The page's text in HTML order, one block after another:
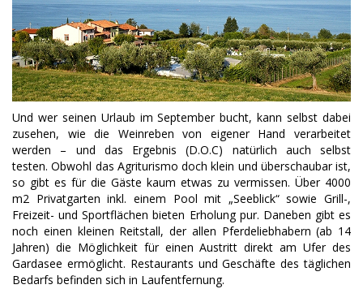
Und wer seinen Urlaub im September bucht, kann selbst dabei
zusehen, wie die Weinreben von eigener Hand verarbeitet
werden – und das Ergebnis (D.O.C) natürlich auch selbst
testen. Obwohl das Agriturismo doch klein und überschaubar ist,
so gibt es für die Gäste kaum etwas zu vermissen. Über 4000
m2 Privatgarten inkl. einem Pool mit „Seeblick“ sowie Grill-,
Freizeit- und Sportflächen bieten Erholung pur. Daneben gibt es
noch einen kleinen Reitstall, der allen Pferdeliebhabern (ab 14
Jahren) die Möglichkeit für einen Austritt direkt am Ufer des
Gardasee ermöglicht. Restaurants und Geschäfte des täglichen
Bedarfs befinden sich in Laufentfernung.